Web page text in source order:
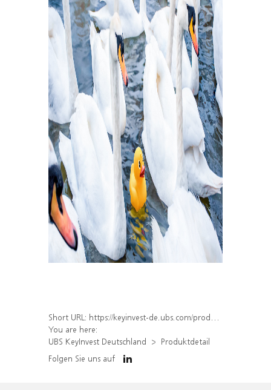
Short URL: https://keyinvest-de.ubs.com/produkt/detail/index/isin/DE000WA78JB4
You are here:
UBS KeyInvest Deutschland
Produktdetail
Folgen Sie uns auf